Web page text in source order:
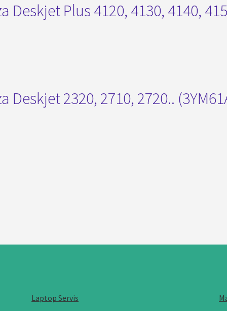
Deskjet Plus 4120, 4130, 4140,
Deskjet 2320, 2710, 2720..
Laptop Servis